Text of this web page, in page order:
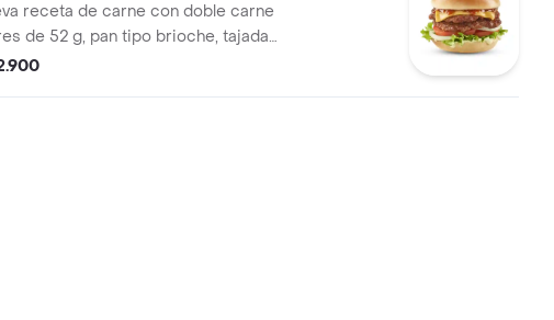
receta de carne con doble carne
de 52 g, pan tipo brioche, tajada
cheddar, tomate, cebolla y